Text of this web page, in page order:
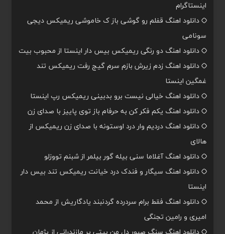
اینستاگرام
دانلود اهنگ قفلم رو گوشی باز ک خاموشی ریمیکس دیجی
سونامی
دانلود اهنگ دو رنگی ریمیکس بیس دار اینستا از محبوب بیت
دانلود اهنگ زدم زیرش بازم سرم گیج رفت ریمیکس تند
غمگین اینستا
دانلود اهنگ خیالی نیست برو بدبینی ریمیکس رپ اینستا
دانلود اهنگ یکم فکر کن به حرفام باز توی پاییز با صدای زن
دانلود اهنگ دردیم وار درد اوستونه با صدای زن ریمیکس از
هالای
دانلود اهنگ آغلاما سنی بیله گور بیلمر از شبنم تووزلو
دانلود اهنگ سیگار و فندک درد خیانت ریمیکس تند بیس دار
اینستا
دانلود اهنگ فقط برام سردرده گردنبند یادگاریش از محمد
امیری و رامین تجنگی
دانلود اهنگ سنگ صبور دل من بیتی پر مازندرانی از پژمان